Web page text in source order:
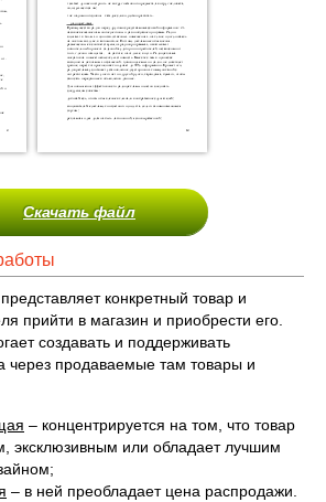
Скачать файл
представляет конкретный товар и
прийти в магазин и приобрести его.
создавать и поддерживать
через продаваемые там товары и
– концентрируется на том, что товар
эксклюзивным или обладает лучшим
– в ней преобладает цена распродажи.